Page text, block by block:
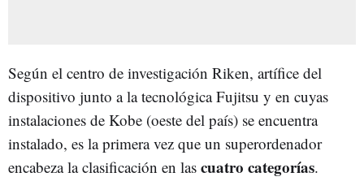
Según el centro de investigación Riken, artífice del
dispositivo junto a la tecnológica Fujitsu y en cuyas
instalaciones de Kobe (oeste del país) se encuentra
instalado, es la primera vez que un superordenador
encabeza la clasificación en las cuatro categorías.